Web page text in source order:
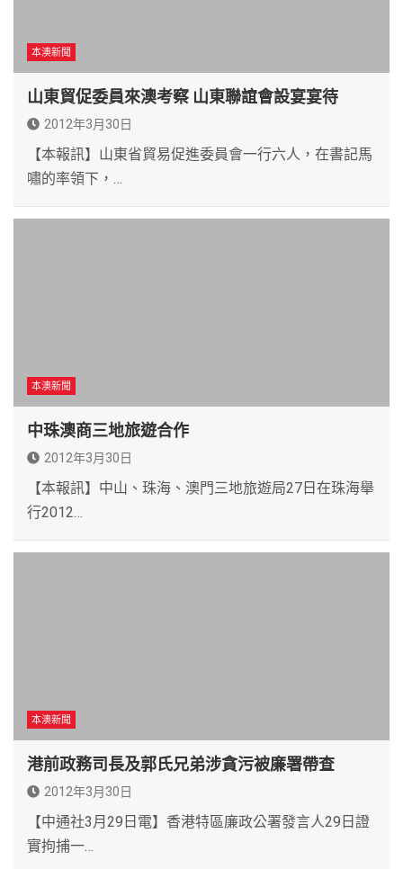
本澳新聞
山東貿促委員來澳考察 山東聯誼會設宴宴待
2012年3月30日
【本報訊】山東省貿易促進委員會一行六人，在書記馬
嘯的率領下，…
本澳新聞
中珠澳商三地旅遊合作
2012年3月30日
【本報訊】中山、珠海、澳門三地旅遊局27日在珠海舉
行2012…
本澳新聞
港前政務司長及郭氏兄弟涉貪污被廉署帶查
2012年3月30日
【中通社3月29日電】香港特區廉政公署發言人29日證
實拘捕一…